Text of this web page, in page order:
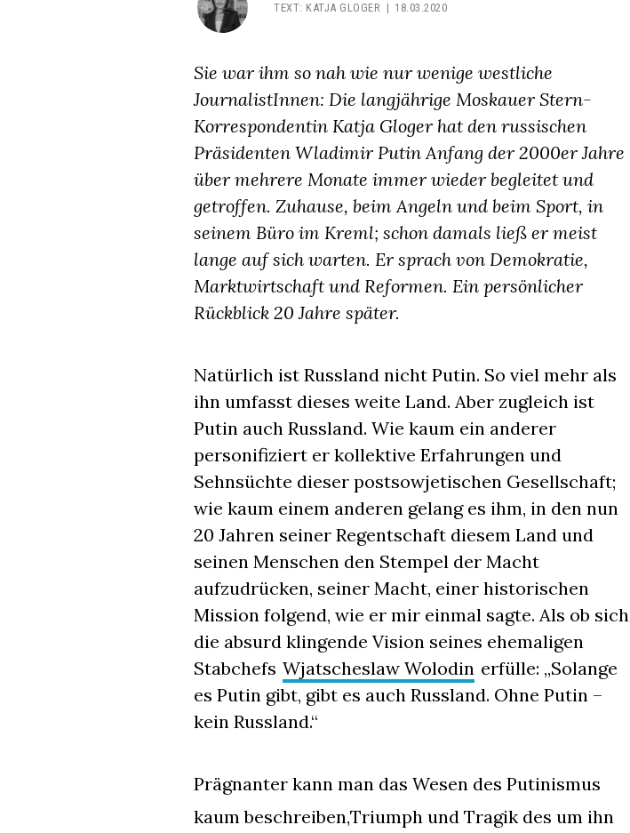
TEXT: KATJA GLOGER 18.03.2020
Sie war ihm so nah wie nur wenige westliche
JournalistInnen: Die langjährige Moskauer Stern-
Korrespondentin Katja Gloger hat den russischen
Präsidenten Wladimir Putin Anfang der 2000er Jahre
über mehrere Monate immer wieder begleitet und
getroffen. Zuhause, beim Angeln und beim Sport, in
seinem Büro im Kreml; schon damals ließ er meist
lange auf sich warten. Er sprach von Demokratie,
Marktwirtschaft und Reformen. Ein persönlicher
Rückblick 20 Jahre später.
Natürlich ist Russland nicht Putin. So viel mehr als
ihn umfasst dieses weite Land. Aber zugleich ist
Putin auch Russland. Wie kaum ein anderer
personifiziert er kollektive Erfahrungen und
Sehnsüchte dieser postsowjetischen Gesellschaft;
wie kaum einem anderen gelang es ihm, in den nun
20 Jahren seiner Regentschaft diesem Land und
seinen Menschen den Stempel der Macht
aufzudrücken, seiner Macht, einer historischen
Mission folgend, wie er mir einmal sagte. Als ob sich
die absurd klingende Vision seines ehemaligen
Stabchefs Wjatscheslaw Wolodin erfülle: „Solange
es Putin gibt, gibt es auch Russland. Ohne Putin –
kein Russland.“
Prägnanter kann man das Wesen des Putinismus
kaum beschreiben,Triumph und Tragik des um ihn